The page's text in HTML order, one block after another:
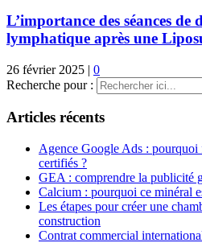
L’importance des séances de
lymphatique après une
26 février 2025 | 0
Recherche pour :
Articles récents
Agence Google Ads : pourquoi
certifiés ?
GEA : comprendre la publicité
Calcium : pourquoi ce minéral
Les étapes pour créer une
construction
Contrat commercial